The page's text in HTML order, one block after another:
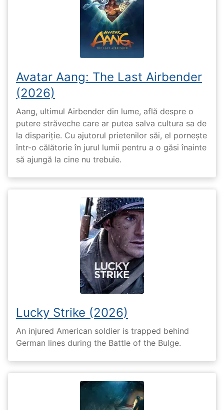
Avatar Aang: The Last Airbender
(2026)
Aang, ultimul Airbender din lume, află despre o
putere străveche care ar putea salva cultura sa de
la dispariție. Cu ajutorul prietenilor săi, el pornește
într-o călătorie în jurul lumii pentru a o găsi înainte
să ajungă la cine nu trebuie.
Lucky Strike (2026)
An injured American soldier is trapped behind
German lines during the Battle of the Bulge.